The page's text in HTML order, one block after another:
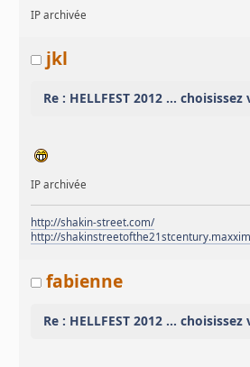
IP archivée
jkl
Re : HELLFEST 2012 ...
IP archivée
http://shakin-street.com/
http://
fabienne
Re : HELLFEST 2012 ...